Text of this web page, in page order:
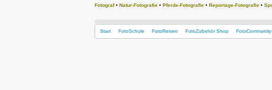
Fotograf• Natur-Fotografie • Pferde-Fotografie • Reportage-Fotografie •
Start FotoSchule FotoReisen FotoZubehör Shop FotoCommunity